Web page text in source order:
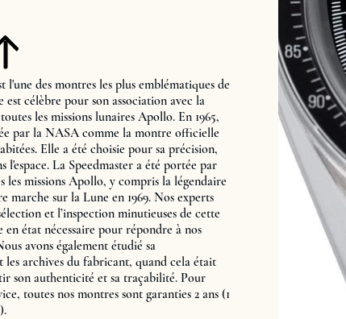
l'une des montres les plus emblématiques de
célèbre pour son association avec la
les missions lunaires Apollo. En 1965,
par la NASA comme la montre officielle
Elle a été choisie pour sa précision,
l'espace. La Speedmaster a été portée par
les missions Apollo, y compris la légendaire
marche sur la Lune en 1969. Nos experts
et l’inspection minutieuses de cette
état nécessaire pour répondre à nos
avons également étudié sa
archives du fabricant, quand cela était
son authenticité et sa traçabilité. Pour
toutes nos montres sont garanties 2 ans (1